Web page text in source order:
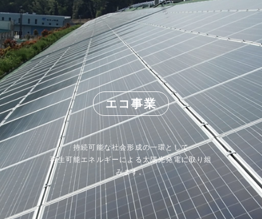
エコ事業
持続可能な社会形成の一環として
再生可能エネルギーによる太陽光発電に取り組
みます。